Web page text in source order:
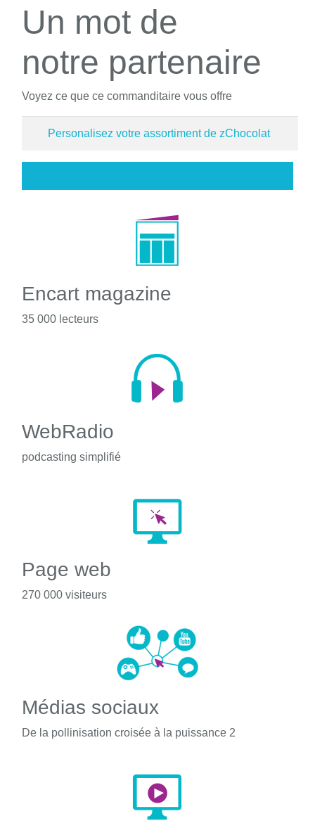
Un mot de
notre partenaire
Voyez ce que ce commanditaire vous offre
Personalisez votre assortiment de zChocolat
Encart magazine
35 000 lecteurs
WebRadio
podcasting simplifié
Page web
270 000 visiteurs
Médias sociaux
De la pollinisation croisée à la puissance 2